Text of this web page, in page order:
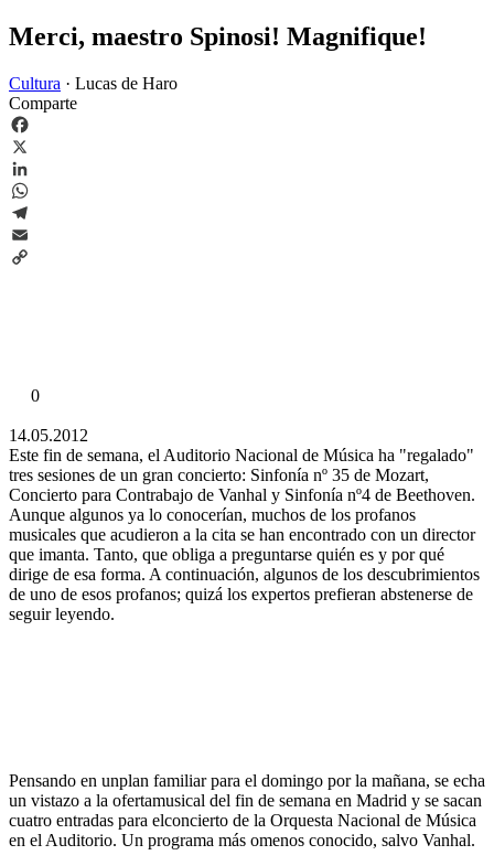
Merci, maestro Spinosi! Magnifique!
Cultura · Lucas de Haro
Comparte
Facebook
X
LinkedIn
WhatsApp
Telegram
Email
0
14.05.2012
Este fin de semana, el Auditorio Nacional de Música ha "regalado"
tres sesiones de un gran concierto: Sinfonía nº 35 de Mozart,
Concierto para Contrabajo de Vanhal y Sinfonía nº4 de Beethoven.
Aunque algunos ya lo conocerían, muchos de los profanos
musicales que acudieron a la cita se han encontrado con un director
que imanta. Tanto, que obliga a preguntarse quién es y por qué
dirige de esa forma. A continuación, algunos de los descubrimientos
de uno de esos profanos; quizá los expertos prefieran abstenerse de
seguir leyendo.
Pensando en unplan familiar para el domingo por la mañana, se echa
un vistazo a la ofertamusical del fin de semana en Madrid y se sacan
cuatro entradas para elconcierto de la Orquesta Nacional de Música
en el Auditorio. Un programa más omenos conocido, salvo Vanhal.